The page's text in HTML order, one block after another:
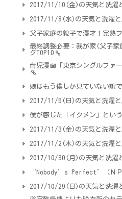
2017/11/10(金)の天気と洗濯
2017/11/8(水)の天気と洗濯と
父子家庭の親子で漫才！完熟
最終調整必要：我が家(父子
グTOP10
育児漫画「東京シングルファ
娘はもう僕しか見ていない訳
2017/11/5(日)の天気と洗濯と
僕が感じた「イクメン」とい
2017/11/3(金)の天気と洗濯と
2017/11/2(木)の天気と洗濯と
2017/10/30(月)の天気と洗濯
“Nobody’s Perfect”（ＮＰ
2017/10/29(日)の天気と洗濯